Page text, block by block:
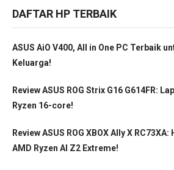
DAFTAR HP TERBAIK
ASUS AiO V400, All in One PC Terbaik
Keluarga!
Review ASUS ROG Strix G16 G614FR:
Ryzen 16-core!
Review ASUS ROG XBOX Ally X
AMD Ryzen AI Z2 Extreme!